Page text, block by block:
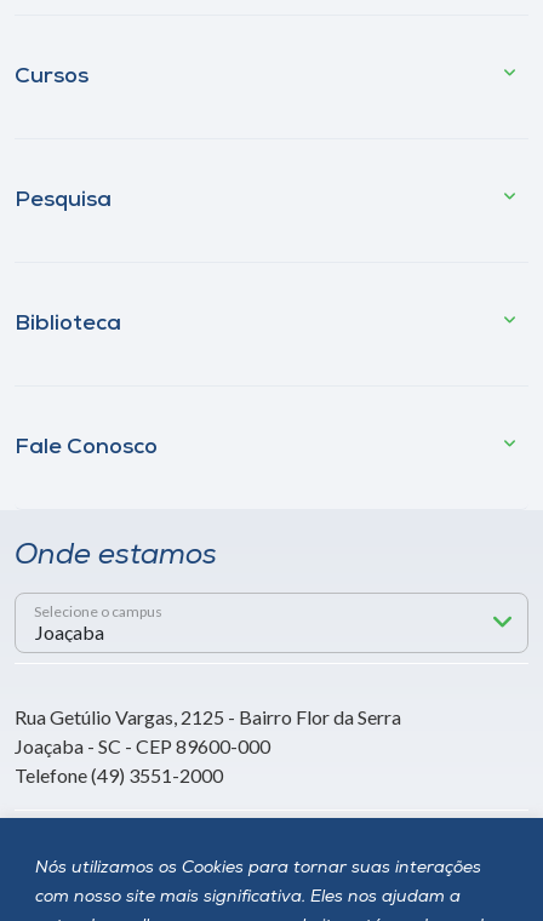
Nós utilizamos os Cookies para tornar suas interações
com nosso site mais significativa. Eles nos ajudam a
Cursos
Pesquisa
Biblioteca
Fale Conosco
Onde estamos
Selecione o campus
Rua Getúlio Vargas, 2125 - Bairro Flor da Serra
Joaçaba - SC - CEP 89600-000
Telefone (49) 3551-2000
Siga a Unoesc